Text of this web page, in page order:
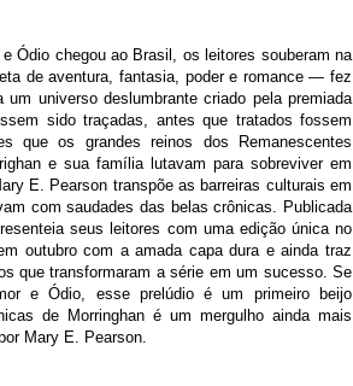
Ódio chegou ao Brasil, os leitores souberam na
de aventura, fantasia, poder e romance — fez
universo deslumbrante criado pela premiada
sido traçadas, antes que tratados fossem
que os grandes reinos dos Remanescentes
e sua família lutavam para sobreviver em
E. Pearson transpõe as barreiras culturais em
com saudades das belas crônicas. Publicada
seus leitores com uma edição única no
outubro com a amada capa dura e ainda traz
que transformaram a série em um sucesso. Se
e Ódio, esse prelúdio é um primeiro beijo
de Morringhan é um mergulho ainda mais
Mary E. Pearson.